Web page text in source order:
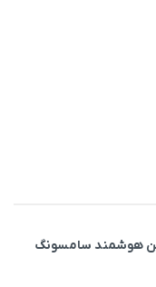
هوشمند سامسونگ